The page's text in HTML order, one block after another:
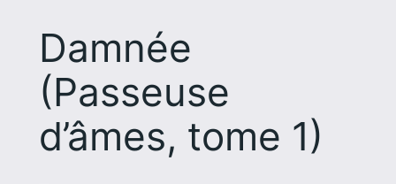
Damnée
(Passeuse
d’âmes, tome 1)